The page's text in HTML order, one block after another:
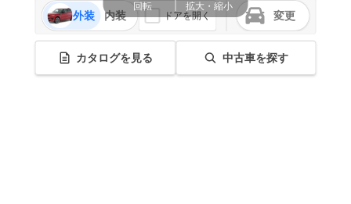
外装 内装 ドアを開く 変更
カタログを見る 中古車を探す
回転 拡大・縮小